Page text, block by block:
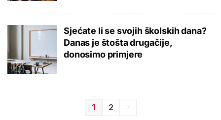
Sjećate li se svojih školskih dana?
Danas je štošta drugačije,
donosimo primjere
1 2